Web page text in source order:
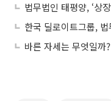
바른 자세는 무엇일까?